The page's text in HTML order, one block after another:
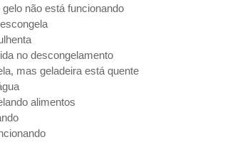
não está funcionando
no descongelamento
mas geladeira está quente
alimentos